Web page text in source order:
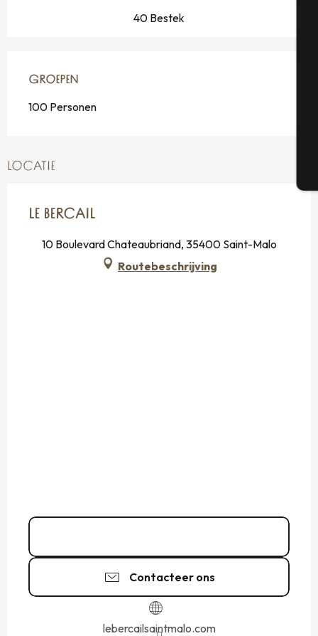
40 Bestek
GROEPEN
GROEPEN
100 Personen
LOCATIE
LE BERCAIL
10 Boulevard Chateaubriand, 35400 Saint-Malo
Routebeschrijving
Contacteer ons
lebercailsaintmalo.com